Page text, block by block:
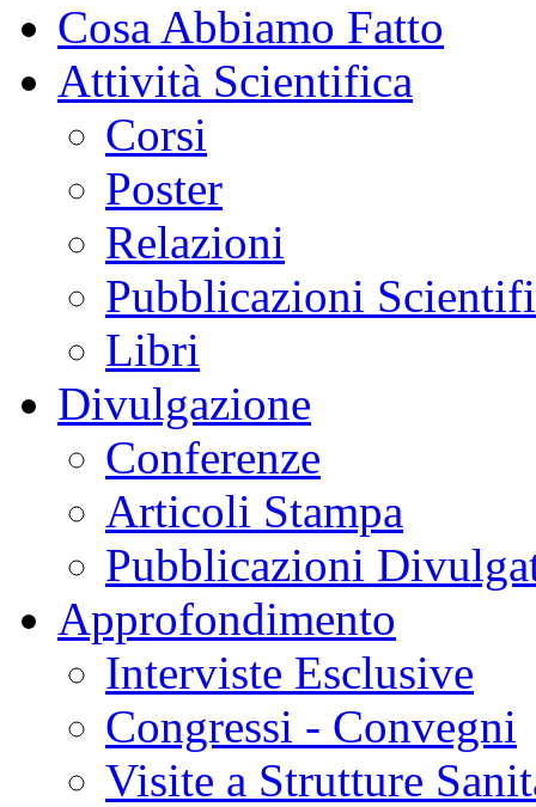
Cosa Abbiamo Fatto
Attività Scientifica
Corsi
Poster
Relazioni
Pubblicazioni
Libri
Divulgazione
Conferenze
Articoli Stampa
Pubblicazioni
Approfondimento
Interviste Esclusive
Congressi - Convegni
Visite a Strutture